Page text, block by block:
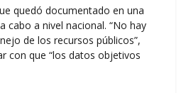
quedó documentado en una
cabo a nivel nacional. “No hay
de los recursos públicos”,
con que “los datos objetivos